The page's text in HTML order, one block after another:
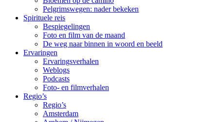
Pelgrimswegen: nader bekeken
Spirituele reis
Bespiegelingen
Foto en film van de maand
De weg naar binnen in woord en beeld
Ervaringen
Ervaringsverhalen
Weblogs
Podcasts
Foto- en filmverhalen
Regio’s
Regio’s
Amsterdam